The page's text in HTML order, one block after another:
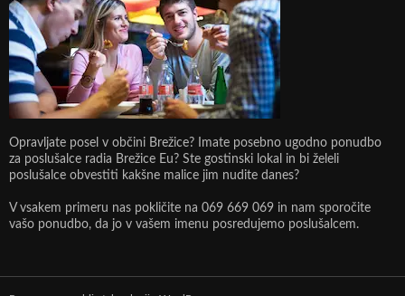
Opravljate posel v občini Brežice? Imate posebno ugodno ponudbo
za poslušalce radia Brežice Eu? Ste gostinski lokal in bi želeli
poslušalce obvestiti kakšne malice jim nudite danes?
V vsakem primeru nas pokličite na 069 669 069 in nam sporočite
vašo ponudbo, da jo v vašem imenu posredujemo poslušalcem.